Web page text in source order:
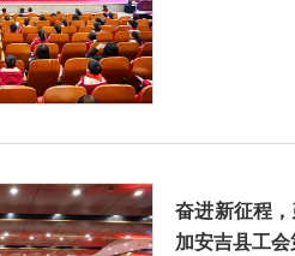
奋进新征程
加安吉县工